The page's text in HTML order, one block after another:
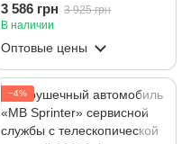
3 586 грн 3 925 грн
В наличии
Оптовые цены
−4%